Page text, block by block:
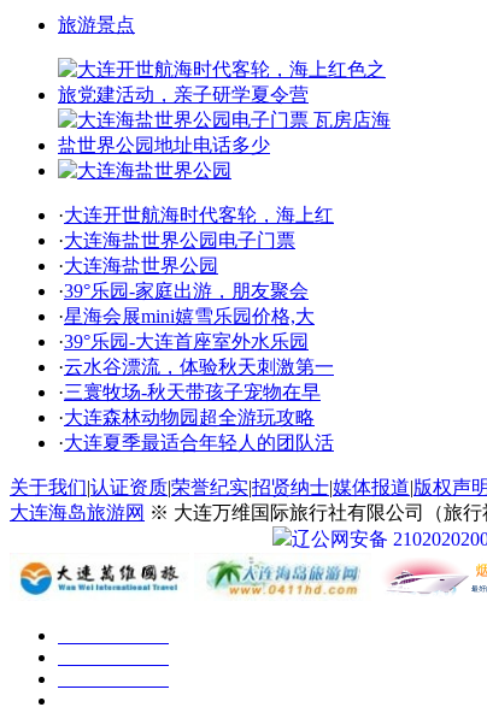
旅游景点
·大连开世航海时代客轮，海上红
·大连海盐世界公园电子门票
·大连海盐世界公园
·39°乐园-家庭出游，朋友聚会
·星海会展mini嬉雪乐园价格,大
·39°乐园-大连首座室外水乐园
·云水谷漂流，体验秋天刺激第一
·三寰牧场-秋天带孩子宠物在早
·大连森林动物园超全游玩攻略
·大连夏季最适合年轻人的团队活
关于我们|认证资质|荣誉纪实|招贤纳士|媒体报道|版权声明
大连海岛旅游网 ※ 大连万维国际旅行社有限公司（旅行
辽公网安备